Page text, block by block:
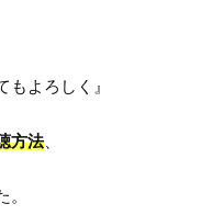
よろしく』
方法、